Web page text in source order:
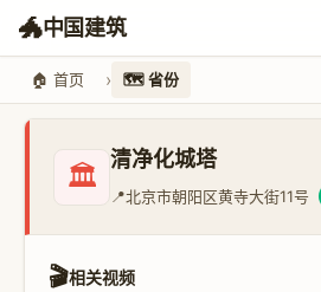
🐲中国建筑
🏠 首页 🗺️ 省份
🏛️ 清净化城塔
📍北京市朝阳区黄寺大街11号
🎬相关视频